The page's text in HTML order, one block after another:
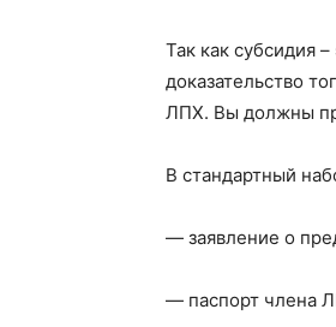
Так как субсидия
доказательство
ЛПХ. Вы должны
В стандартный
— заявление о
— паспорт члена